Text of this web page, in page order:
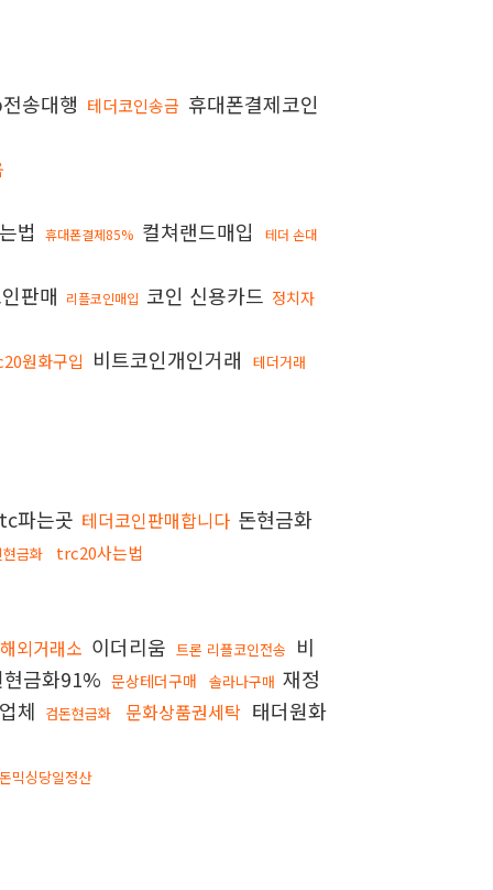
송대행 테더코인송금 휴대폰결제코인
법 휴대폰결제85% 컬쳐랜드매입
테더 손대
판매 리플코인매입 코인 신용카드 정치자
원화구입 비트코인개인거래
테더거래
파는곳 테더코인판매합니다 돈현금화
금화 trc20사는법
외거래소 이더리움 트론 리플코인전송
비
금화91% 문상테더구매 솔라나구매 재정
체 검돈현금화 문화상품권세탁 태더원화
돈믹싱당일정산